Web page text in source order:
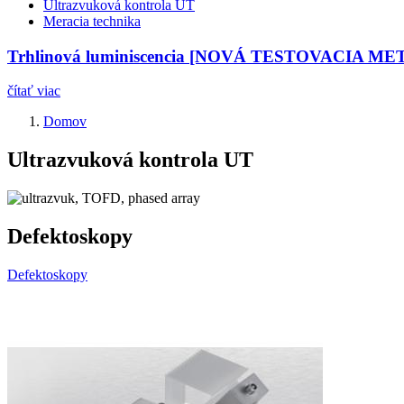
Ultrazvuková kontrola UT
Meracia technika
Trhlinová luminiscencia [NOVÁ TESTOVACIA
čítať viac
Domov
Ultrazvuková kontrola UT
Defektoskopy
Defektoskopy